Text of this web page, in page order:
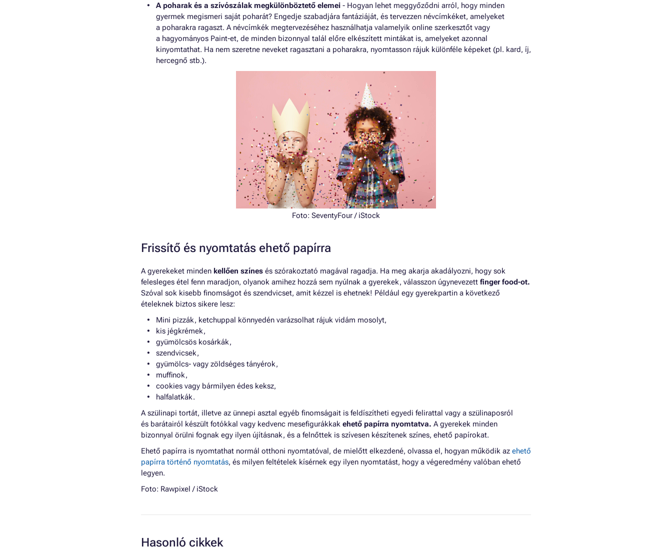
A poharak és a szívószálak megkülönböztető elemei - Hogyan lehet meggyőződni arról, hogy minden
gyermek megismeri saját poharát? Engedje szabadjára fantáziáját, és tervezzen névcímkéket, amelyeket
a poharakra ragaszt. A névcímkék megtervezéséhez használhatja valamelyik online szerkesztőt vagy
a hagyományos Paint-et, de minden bizonnyal talál előre elkészített mintákat is, amelyeket azonnal
kinyomtathat. Ha nem szeretne neveket ragasztani a poharakra, nyomtasson rájuk különféle képeket (pl. kard, íj,
hercegnő stb.).
Foto: SeventyFour/ iStock
Frissítő és nyomtatás ehető papírra
A gyerekeket minden kellően színes és szórakoztató magával ragadja. Ha meg akarja akadályozni, hogy sok
felesleges étel fenn maradjon, olyanok amihez hozzá sem nyúlnak a gyerekek, válasszon úgynevezett finger food-ot.
Szóval sok kisebb finomságot és szendvicset, amit kézzel is ehetnek! Például egy gyerekpartin a következő
ételeknek biztos sikere lesz:
Mini pizzák, ketchuppal könnyedén varázsolhat rájuk vidám mosolyt,
kis jégkrémek,
gyümölcsös kosárkák,
szendvicsek,
gyümölcs- vagy zöldséges tányérok,
muffinok,
cookies vagy bármilyen édes keksz,
halfalatkák.
A szülinapi tortát, illetve az ünnepi asztal egyéb finomságait is feldíszítheti egyedi felirattal vagy a szülinaposról
és barátairól készült fotókkal vagy kedvenc mesefigurákkak ehető papírra nyomtatva. A gyerekek minden
bizonnyal örülni fognak egy ilyen újításnak, és a felnőttek is szívesen készítenek színes, ehető papírokat.
Ehető papírra is nyomtathat normál otthoni nyomtatóval, de mielőtt elkezdené, olvassa el, hogyan működik az ehető
papírra történő nyomtatás, és milyen feltételek kísérnek egy ilyen nyomtatást, hogy a végeredmény valóban ehető
legyen.
Foto: Rawpixel / iStock
Hasonló cikkek